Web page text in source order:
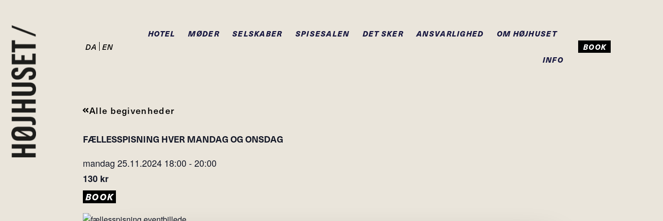
DA EN
HOTEL MØDER SELSKABER SPISESALEN DET SKER ANSVARLIGHED OM HØJHUSET
INFO
BOOK
Alle begivenheder
FÆLLESSPISNING HVER MANDAG OG ONSDAG
mandag 25.11.2024 18:00 - 20:00
130 kr
BOOK